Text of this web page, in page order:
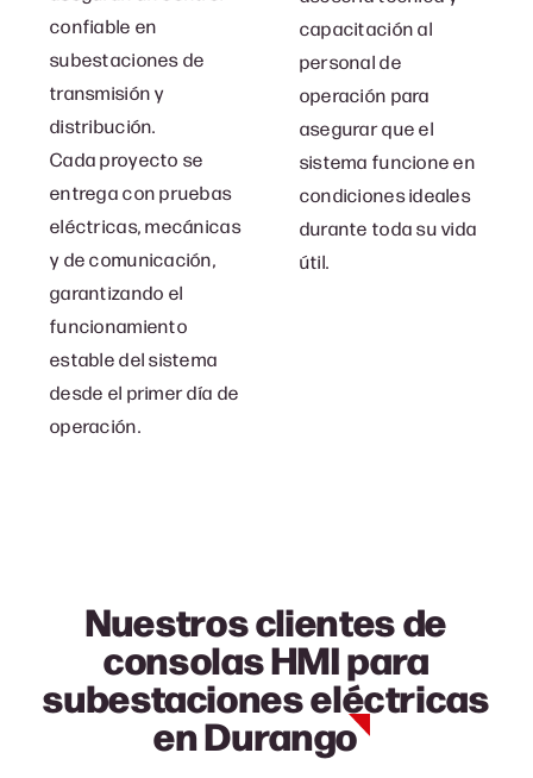
confiable en
subestaciones de
transmisión y
distribución.
Cada proyecto se
entrega con pruebas
eléctricas, mecánicas
y de comunicación,
garantizando el
funcionamiento
estable del sistema
desde el primer día de
operación.
capacitación al
personal de
operación para
asegurar que el
sistema funcione en
condiciones ideales
durante toda su vida
útil.
Nuestros clientes de
consolas HMI para
subestaciones eléctricas
enDurango